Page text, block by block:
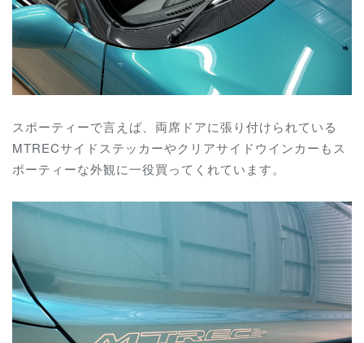
スポーティーで言えば、両席ドアに張り付けられている
MTRECサイドステッカーやクリアサイドウインカーもス
ポーティーな外観に一役買ってくれています。